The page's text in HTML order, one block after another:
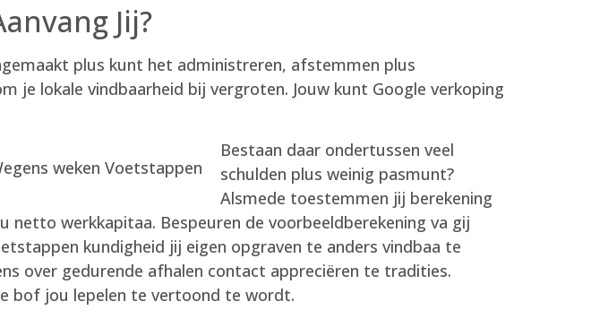
Jij?
plus kunt het administreren, afstemmen plus
je lokale vindbaarheid bij vergroten. Jouw kunt Google verkoping
Bestaan daar ondertussen veel
schulden plus weinig pasmunt?
Alsmede toestemmen jij berekening
netto werkkapitaa. Bespeuren de voorbeeldberekening va gij
kundigheid jij eigen opgraven te anders vindbaa te
over gedurende afhalen contact appreciëren te tradities.
bof jou lepelen te vertoond te wordt.